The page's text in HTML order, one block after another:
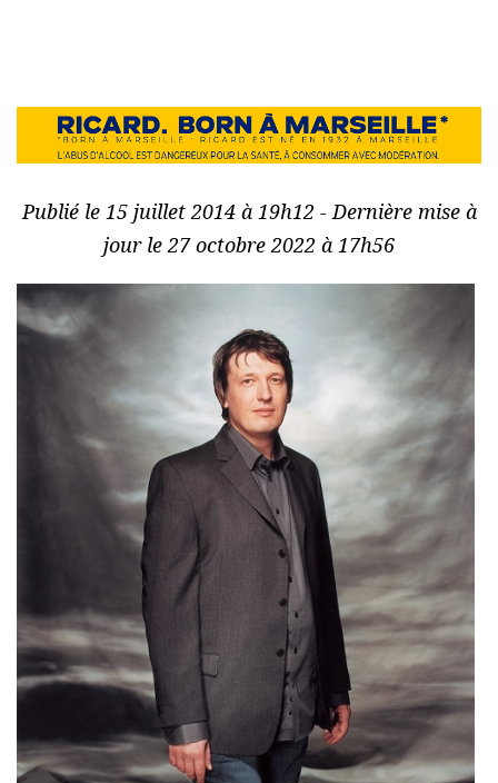
Publié le 15 juillet 2014 à 19h12 - Dernière mise à
jour le 27 octobre 2022 à 17h56